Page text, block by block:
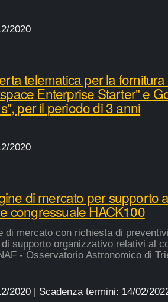
2020
telematica per la
Enterprise Starter" e
per il periodo di 3 anni
2020
di mercato per supporto
congressuale HACK100
di mercato con richiesta di
supporto organizzativo relativi al
- Osservatorio Astronomico di
2020| Scadenza termini: 14/02/